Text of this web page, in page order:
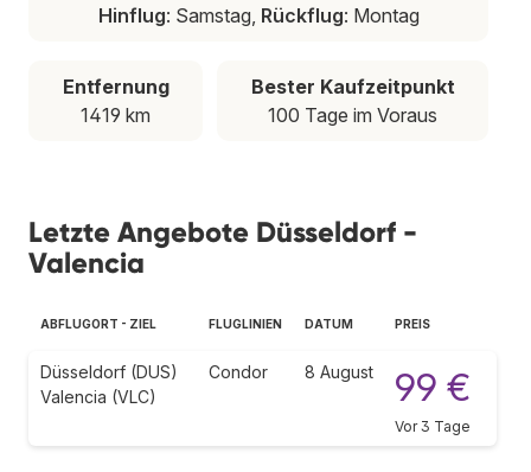
Hinflug: Samstag, Rückflug: Montag
Entfernung
1419 km
Bester Kaufzeitpunkt
100 Tage im Voraus
Letzte Angebote Düsseldorf -
Valencia
ABFLUGORT - ZIEL FLUGLINIEN DATUM PREIS
Düsseldorf (DUS)
Valencia (VLC)
Condor 8 August 99 €
Vor 3 Tage